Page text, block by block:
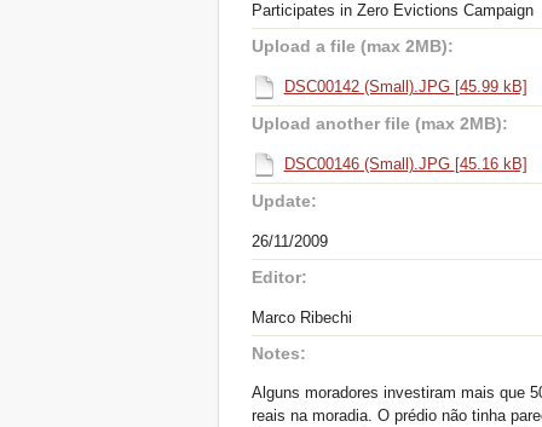
Participates in Zero Evictions Campaign
Upload a file (max 2MB):
DSC00142 (Small).JPG [45.99 kB]
Upload another file (max 2MB):
DSC00146 (Small).JPG [45.16 kB]
Update:
26/11/2009
Editor:
Marco Ribechi
Notes:
Alguns moradores investiram mais que
reais na moradia. O prédio não tinha